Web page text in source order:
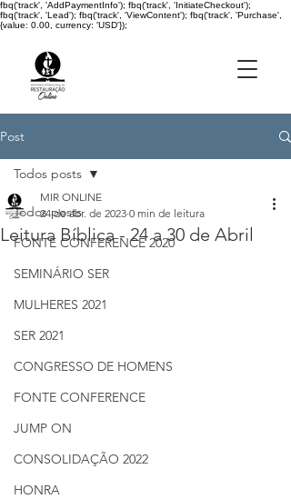
fbq('track', 'AddPaymentInfo'); fbq('track', 'InitiateCheckout');
fbq('track', 'Lead'); fbq('track', 'ViewContent'); fbq('track', 'Purchase',
{value: 0.00, currency: 'USD'});
Post
Todos posts
FONTE CONFERENCE 2020
SEMINÁRIO SER
MULHERES 2021
SER 2021
CONGRESSO DE HOMENS
FONTE CONFERENCE
JUMP ON
CONSOLIDAÇÃO 2022
HONRA
Todos posts
Leitura Bíblica - 24 a 30 de Abril
MIR ONLINE
24 de abr. de 2023 0 min de leitura